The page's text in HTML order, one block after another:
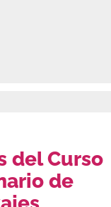
del Curso
de